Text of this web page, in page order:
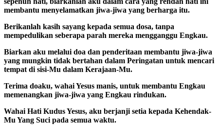
membantu menyelamatkan jiwa-jiwa yang berharga itu.
Berikanlah kasih sayang kepada semua dosa, tanpa
mempedulikan seberapa parah mereka mengganggu Engkau.
Biarkan aku melalui doa dan penderitaan membantu jiwa-jiwa
yang mungkin tidak bertahan dalam Peringatan untuk mencari
tempat di sisi-Mu dalam Kerajaan-Mu.
Terima doaku, wahai Yesus manis, untuk membantu Engkau
memenangkan jiwa-jiwa yang Engkau rindukan.
Wahai Hati Kudus Yesus, aku berjanji setia kepada Kehendak-
Mu Yang Suci pada semua waktu.